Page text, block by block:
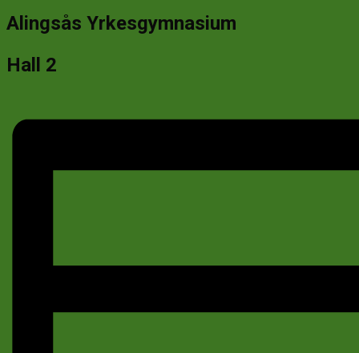
Alingsås Yrkesgymnasium
Hall 2